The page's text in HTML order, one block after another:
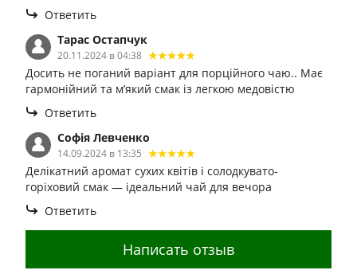
Ответить
Тарас Остапчук
20.11.2024 в 04:38
Досить не поганий варіант для порційного чаю.. Має
гармонійний та м’який смак із легкою медовістю
Ответить
Софія Левченко
14.09.2024 в 13:35
Делікатний аромат сухих квітів і солодкувато-
горіховий смак — ідеальний чай для вечора
Ответить
Написать отзыв